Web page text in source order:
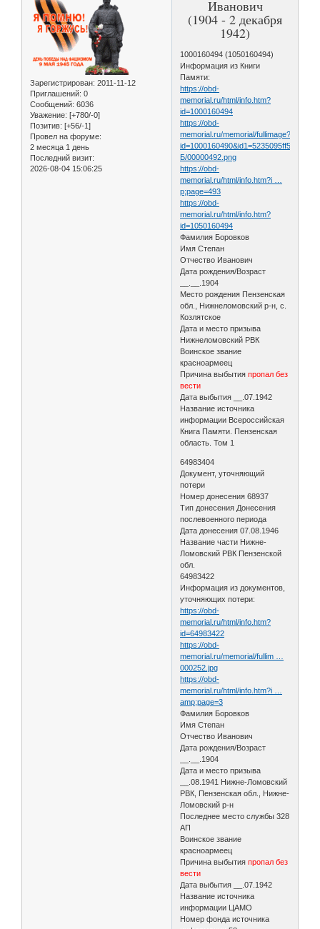
Зарегистрирован: 2011-11-12
Приглашений: 0
Сообщений: 6036
Уважение: [+780/-0]
Позитив: [+56/-1]
Провел на форуме:
2 месяца 1 день
Последний визит:
2026-08-04 15:06:25
Иванович
(1904 - 2 декабря
1942)
1000160494 (1050160494)
Информация из Книги
Памяти:
https://obd-
memorial.ru/html/info.htm?
id=1000160494
https://obd-
memorial.ru/memorial/fullimage?
Б/00000492.png
https://obd-
memorial.ru/html/info.htm?i …
p;page=493
https://obd-
memorial.ru/html/info.htm?
id=1050160494
Фамилия Боровков
Имя Степан
Отчество Иванович
Дата рождения/Возраст
__.__.1904
Место рождения Пензенская
обл., Нижнеломовский р-н, с.
Козлятское
Дата и место призыва
Нижнеломовский РВК
Воинское звание
красноармеец
Причина выбытияпропал без
вести
Дата выбытия __.07.1942
Название источника
информации Всероссийская
Книга Памяти. Пензенская
область. Том 1
64983404
Документ, уточняющий
потери
Номер донесения 68937
Тип донесения Донесения
послевоенного периода
Дата донесения 07.08.1946
Название части Нижне-
Ломовский РВК Пензенской
обл.
64983422
Информация из документов,
уточняющих потери:
https://obd-
memorial.ru/html/info.htm?
id=64983422
https://obd-
memorial.ru/memorial/fullim …
000252.jpg
https://obd-
memorial.ru/html/info.htm?i …
amp;page=3
Фамилия Боровков
Имя Степан
Отчество Иванович
Дата рождения/Возраст
__.__.1904
Дата и место призыва
__.08.1941 Нижне-Ломовский
РВК, Пензенская обл., Нижне-
Ломовский р-н
Последнее место службы 328
АП
Воинское звание
красноармеец
Причина выбытияпропал без
вести
Дата выбытия __.07.1942
Название источника
информации ЦАМО
Номер фонда источника